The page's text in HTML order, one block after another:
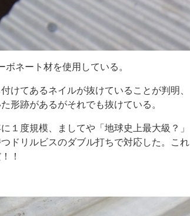
ネート材を使用している。
けてあるネイルが抜けていることが判明、
形跡があるがそれでも抜けている。
１度規模、ましてや「地球史上最大級？」
ドリルビスのダブル打ちで対応した。これ
！